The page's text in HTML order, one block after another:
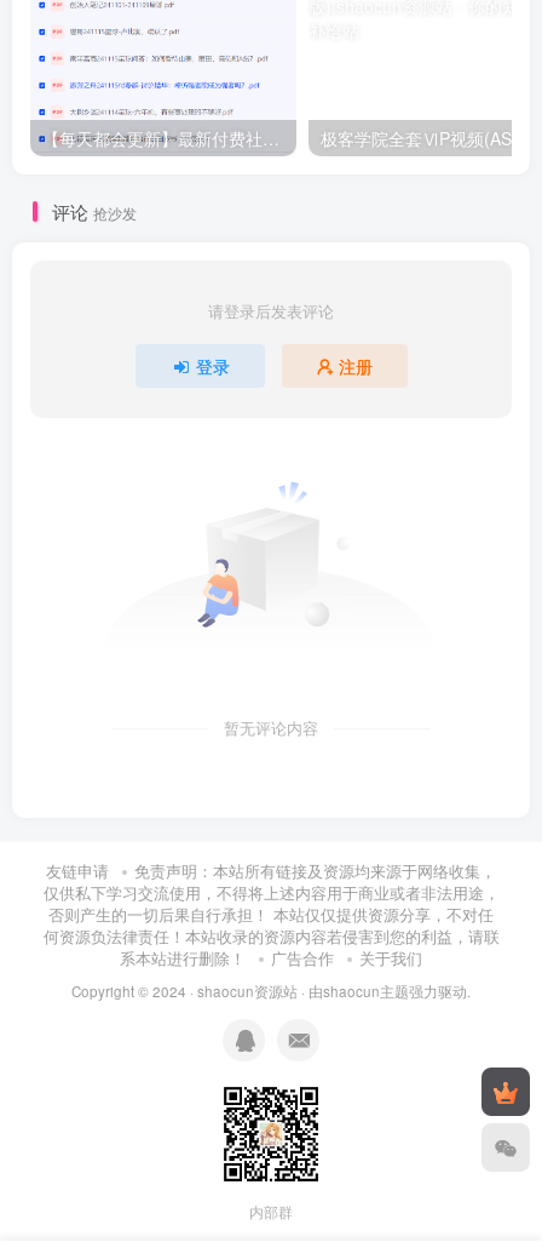
【每天都会更新】最新付费社群公众号文章 极客学院全套ⅥP视频(AS版)
评论 抢沙发
请登录后发表评论
登录 注册
暂无评论内容
友链申请
免责声明：本站所有链接及资源均来源于网络收集，
仅供私下学习交流使用，不得将上述内容用于商业或者非法用途，
否则产生的一切后果自行承担！ 本站仅仅提供资源分享，不对任
何资源负法律责任！本站收录的资源内容若侵害到您的利益，请联
系本站进行删除！
广告合作 关于我们
Copyright © 2024 · shaocun资源站 · 由shaocun主题强力驱动.
内部群